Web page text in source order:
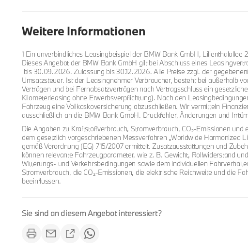
Weitere Informationen
1 Ein unverbindliches Leasingbeispiel der BMW Bank GmbH,
Dieses Angebot der BMW Bank GmbH gilt bei Abschluss eines
bis 30.09.2026. Zulassung bis 30.12.2026. Alle Preise zzgl. der
Umsatzsteuer. Ist der Leasingnehmer Verbraucher, besteht bei außerhalb
Verträgen und bei Fernabsatzverträgen nach Vertragsschluss ein
Kilometerleasing ohne Erwerbsverpflichtung). Nach den
Fahrzeug eine Vollkaskoversicherung abzuschließen. Wir vermitteln
ausschließlich an die BMW Bank GmbH. Druckfehler, Änderungen und
Die Angaben zu Kraftstoffverbrauch, Stromverbrauch, CO₂-Emissionen
dem gesetzlich vorgeschriebenen Messverfahren „Worldwide Harmonized
gemäß Verordnung (EG) 715/2007 ermittelt. Zusatzausstattungen und
können relevante Fahrzeugparameter, wie z. B. Gewicht, Rollwiderstand
Witterungs- und Verkehrsbedingungen sowie dem individuellen
Stromverbrauch, die CO₂-Emissionen, die elektrische Reichweite und die
beeinflussen.
Sie sind an diesem Angebot interessiert?